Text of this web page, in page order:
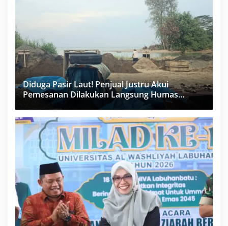
Diduga Pasir Laut! Penjual Justru Akui
Pemesanan Dilakukan Langsung Humas